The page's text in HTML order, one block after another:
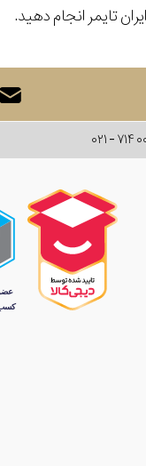
تایمر انجام دهید.
۷۱۴ ۰۰۰ ۱۰